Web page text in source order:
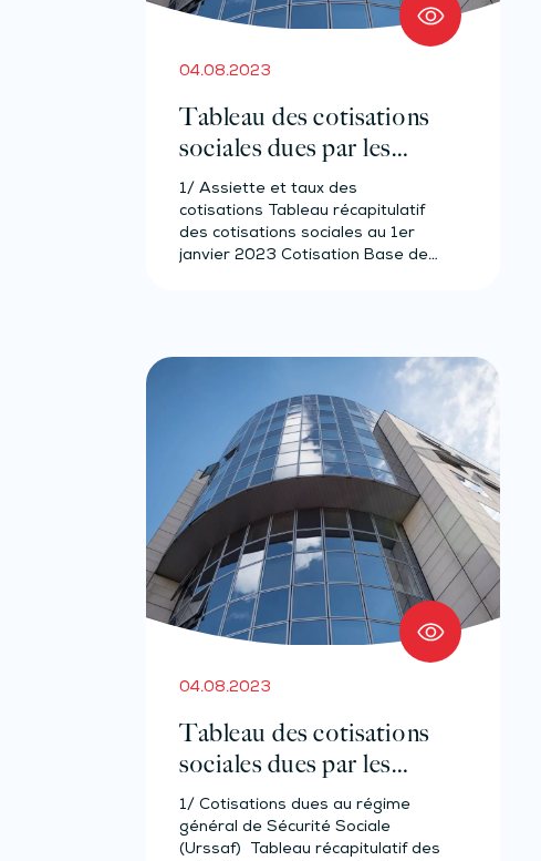
04.08.2023
Tableau des cotisations
sociales dues par les
notaires non-salariés
2023
1/ Assiette et taux des
cotisations Tableau récapitulatif
des cotisations sociales au 1er
janvier 2023 Cotisation Base de…
04.08.2023
Tableau des cotisations
sociales dues par les
avocats 2023
1/ Cotisations dues au régime
général de Sécurité Sociale
(Urssaf) Tableau récapitulatif des